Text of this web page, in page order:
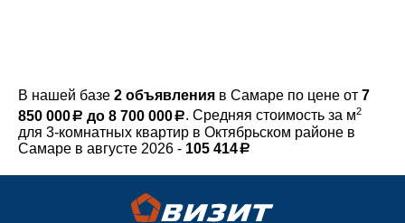
В нашей базе 2 объявления в Самаре по цене от 7
850 000a
руб.
до 8 700 000a
руб.
. Средняя стоимость за м2
для 3-комнатных квартир в Октябрьском районе в
Самаре в августе 2026 - 105 414a